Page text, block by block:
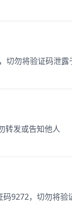
勿将验证码泄露
转发或告知他人
9272，切勿将